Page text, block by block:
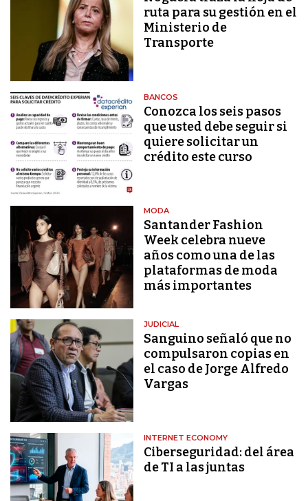
ruta para su gestión en el
Ministerio de
Transporte
BANCOS
Conozca los seis pasos
que usted debe seguir si
quiere solicitar un
crédito este curso
MODA
Santander Fashion
Week celebra nueve
años como una de las
plataformas de moda
más importantes
JUDICIAL
Sanguino señaló que no
compulsaron copias en
el caso de Jorge Alfredo
Vargas
INTERNET ECONOMY
Ciberseguridad: del área
de TI a las juntas